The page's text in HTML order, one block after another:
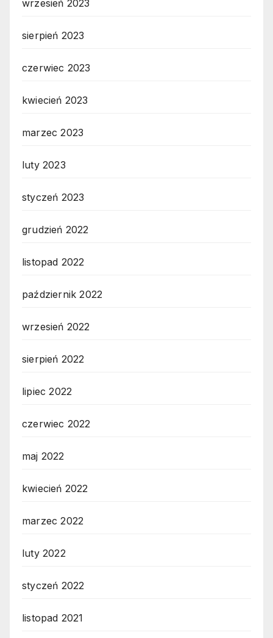
wrzesień 2023
sierpień 2023
czerwiec 2023
kwiecień 2023
marzec 2023
luty 2023
styczeń 2023
grudzień 2022
listopad 2022
październik 2022
wrzesień 2022
sierpień 2022
lipiec 2022
czerwiec 2022
maj 2022
kwiecień 2022
marzec 2022
luty 2022
styczeń 2022
listopad 2021